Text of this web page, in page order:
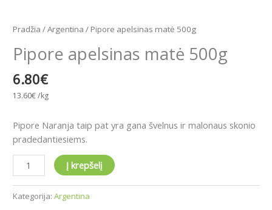
Pradžia /Argentina / Pipore apelsinas matė 500g
Pipore apelsinas matė 500g
6.80€
13.60€/kg
Pipore Naranja taip pat yra gana švelnus ir malonaus skonio
pradedantiesiems.
Į krepšelį
Kategorija: Argentina